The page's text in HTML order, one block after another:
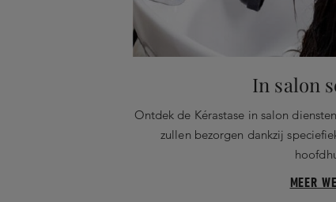
In salon
Ontdek de Kérastase in salon
zullen bezorgen dankzij
MEER